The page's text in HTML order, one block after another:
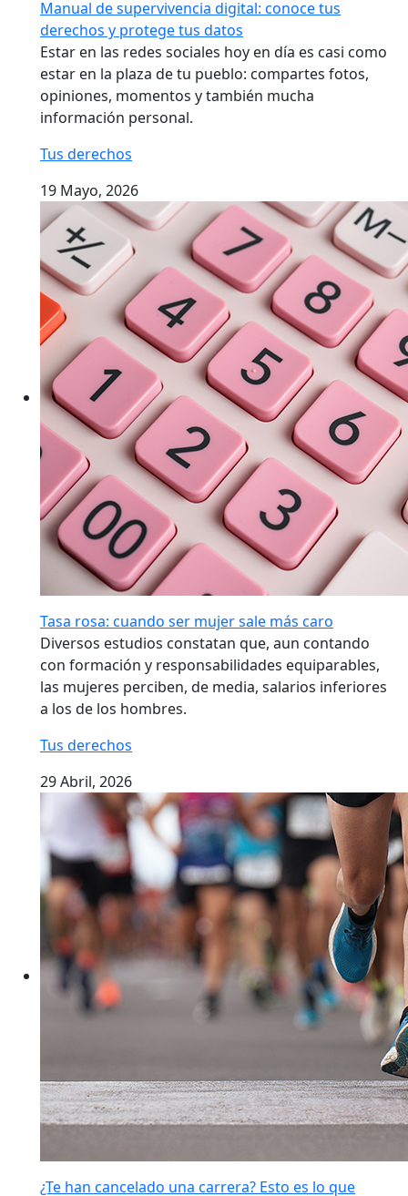
Manual de supervivencia digital: conoce tus
derechos y protege tus datos
Estar en las redes sociales hoy en día es casi como
estar en la plaza de tu pueblo: compartes fotos,
opiniones, momentos y también mucha
información personal.
Tus derechos
19 Mayo, 2026
Tasa rosa: cuando ser mujer sale más caro
Diversos estudios constatan que, aun contando
con formación y responsabilidades equiparables,
las mujeres perciben, de media, salarios inferiores
a los de los hombres.
Tus derechos
29 Abril, 2026
¿Te han cancelado una carrera? Esto es lo que